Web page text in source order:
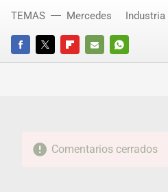
FACEBOOKTWITTERFLIPBOARD
E-
WHATSAPP
TEMAS Mercedes Industria
Comentarios cerrados